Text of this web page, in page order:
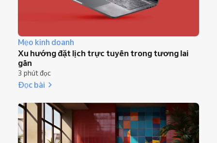
Mẹo kinh doanh
Xu hướng đặt lịch trực tuyến trong tương lai
gần
3 phút đọc
Đọc bài